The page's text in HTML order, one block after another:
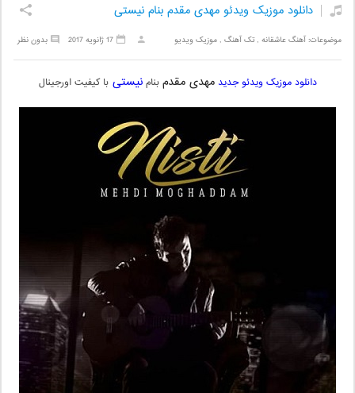
دانلود موزیک ویدئو مهدی مقدم بنام نیستی
موضوعات:آهنگ عاشقانه ,تک آهنگ ,موزیک ویدیو بدون نظر 17 ژانویه 2017
دانلود موزیک ویدئو جدید مهدی مقدمبنامنیستی با کیفیت اورجینال